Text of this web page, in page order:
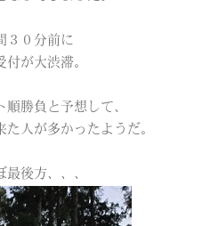
３０分前に
が大渋滞。
勝負と予想して、
人が多かったようだ。
後方、、、